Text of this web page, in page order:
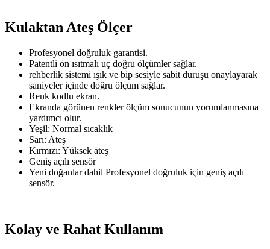
Kulaktan Ateş Ölçer
Profesyonel doğruluk garantisi.
Patentli ön ısıtmalı uç doğru ölçümler sağlar.
rehberlik sistemi ışık ve bip sesiyle sabit duruşu onaylayarak
saniyeler içinde doğru ölçüm sağlar.
Renk kodlu ekran.
Ekranda görünen renkler ölçüm sonucunun yorumlanmasına
yardımcı olur.
Yeşil: Normal sıcaklık
Sarı: Ateş
Kırmızı: Yüksek ateş
Geniş açılı sensör
Yeni doğanlar dahil Profesyonel doğruluk için geniş açılı
sensör.
Kolay ve Rahat Kullanım